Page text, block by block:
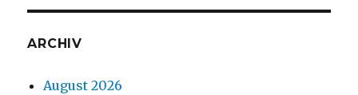
ARCHIV
August 2026